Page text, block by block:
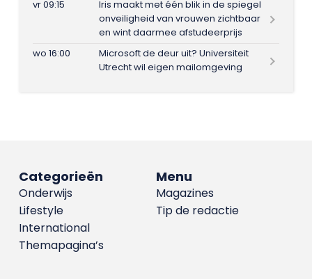
vr 09:15
Iris maakt met één blik in de spiegel
onveiligheid van vrouwen zichtbaar
en wint daarmee afstudeerprijs
wo 16:00
Microsoft de deur uit? Universiteit
Utrecht wil eigen mailomgeving
Menu
Magazines
Tip de redactie
Categorieën
Onderwijs
Lifestyle
International
Themapagina’s